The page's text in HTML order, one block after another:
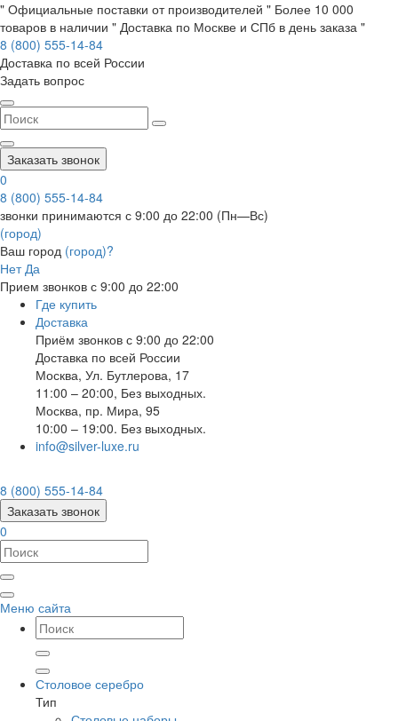
" Официальные поставки от производителей " Более 10 000
товаров в наличии " Доставка по Москве и СПб в день заказа "
8 (800) 555-14-84
Доставка по всей России
Задать вопрос
Заказать звонок
0
8 (800) 555-14-84
звонки принимаются с 9:00 до 22:00 (Пн—Вс)
(город)
Ваш город (город)?
Нет Да
Прием звонков с 9:00 до 22:00
Где купить
Доставка
Приём звонков с 9:00 до 22:00
Доставка по всей России
Москва, Ул. Бутлерова, 17
11:00 – 20:00, Без выходных.
Москва, пр. Мира, 95
10:00 – 19:00. Без выходных.
info@silver-luxe.ru
8 (800) 555-14-84
Заказать звонок
0
Меню сайта
Столовое серебро
Тип